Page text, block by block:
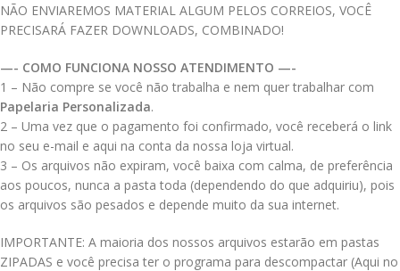
NÃO ENVIAREMOS MATERIAL ALGUM PELOS CORREIOS, VOCÊ
PRECISARÁ FAZER DOWNLOADS, COMBINADO!
—- COMO FUNCIONA NOSSO ATENDIMENTO —-
1 – Não compre se você não trabalha e nem quer trabalhar com
Papelaria Personalizada.
2 – Uma vez que o pagamento foi confirmado, você receberá o link
no seu e-mail e aqui na conta da nossa loja virtual.
3 – Os arquivos não expiram, você baixa com calma, de preferência
aos poucos, nunca a pasta toda (dependendo do que adquiriu), pois
os arquivos são pesados e depende muito da sua internet.
IMPORTANTE: A maioria dos nossos arquivos estarão em pastas
ZIPADAS e você precisa ter o programa para descompactar (Aqui no